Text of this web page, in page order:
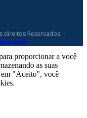
direitos Reservados. |
proporcionar a você
as suas
em "Aceito", você